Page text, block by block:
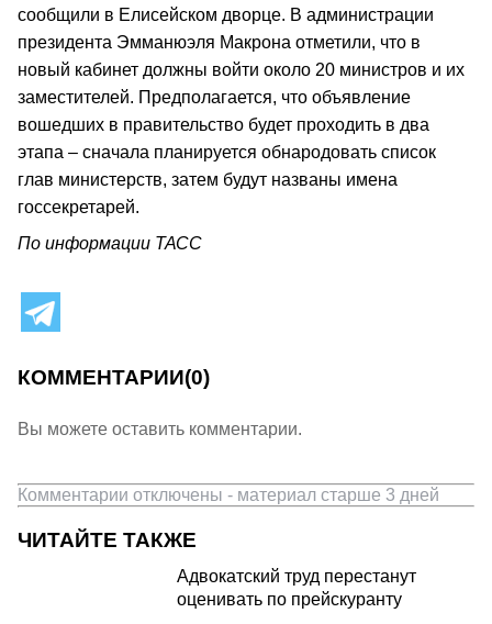
сообщили в Елисейском дворце. В администрации
президента Эмманюэля Макрона отметили, что в
новый кабинет должны войти около 20 министров и их
заместителей. Предполагается, что объявление
вошедших в правительство будет проходить в два
этапа – сначала планируется обнародовать список
глав министерств, затем будут названы имена
госсекретарей.
По информации ТАСС
КОММЕНТАРИИ(0)
Вы можете оставить комментарии.
Комментарии отключены - материал старше 3 дней
ЧИТАЙТЕ ТАКЖЕ
Адвокатский труд перестанут
оценивать по прейскуранту